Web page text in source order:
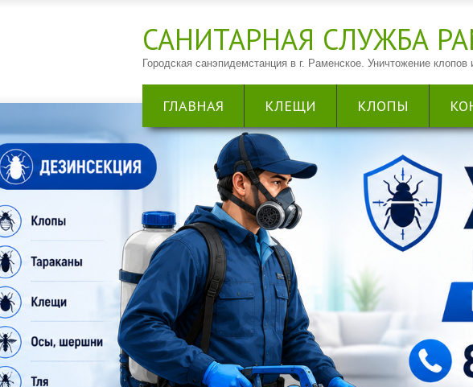
САНИТАРНАЯ CЛУЖБА
Городская санэпидемстанция в г. Раменское. Уничтожение
ГЛАВНАЯ КЛЕЩИ КЛОПЫ